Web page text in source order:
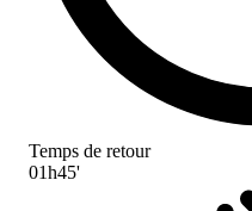
Temps de retour
01h45'